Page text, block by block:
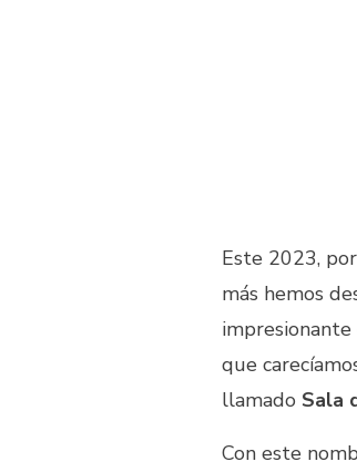
Este 2023,
más hemos
que
llamado Sala
Con este